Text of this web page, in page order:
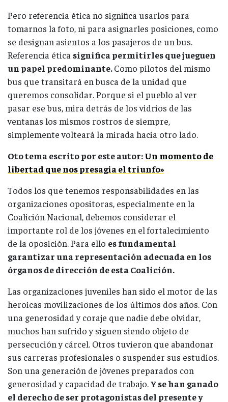
Pero referencia ética no significa usarlos para
tomarnos la foto, ni para asignarles posiciones, como
se designan asientos a los pasajeros de un bus.
Referencia ética significa permitirles que jueguen
un papel predominante.Como pilotos del mismo
bus que transitará en busca de la unidad que
queremos consolidar. Porque si el pueblo al ver
pasar ese bus, mira detrás de los vidrios de las
ventanas los mismos rostros de siempre,
simplemente volteará la mirada hacia otro lado.
Oto tema escrito por este autor:Un momento de
libertad que nos presagia el triunfo»
Todos los que tenemos responsabilidades en las
organizaciones opositoras, especialmente en la
Coalición Nacional, debemos considerar el
importante rol de los jóvenes en el fortalecimiento
de la oposición. Para ello es fundamental
garantizar una representación adecuada en los
órganos de dirección de esta Coalición.
Las organizaciones juveniles han sido el motor de las
heroicas movilizaciones de los últimos dos años. Con
una generosidad y coraje que nadie debe olvidar,
muchos han sufrido y siguen siendo objeto de
persecución y cárcel. Otros tuvieron que abandonar
sus carreras profesionales o suspender sus estudios.
Son una generación de jóvenes preparados con
generosidad y capacidad de trabajo.Y se han ganado
el derecho de ser protagonistas del presente y